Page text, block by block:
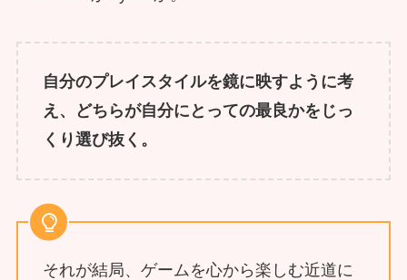
自分のプレイスタイルを鏡に映すように考
え、どちらが自分にとっての最良かをじっ
くり選び抜く。
それが結局、ゲームを心から楽しむ近道に